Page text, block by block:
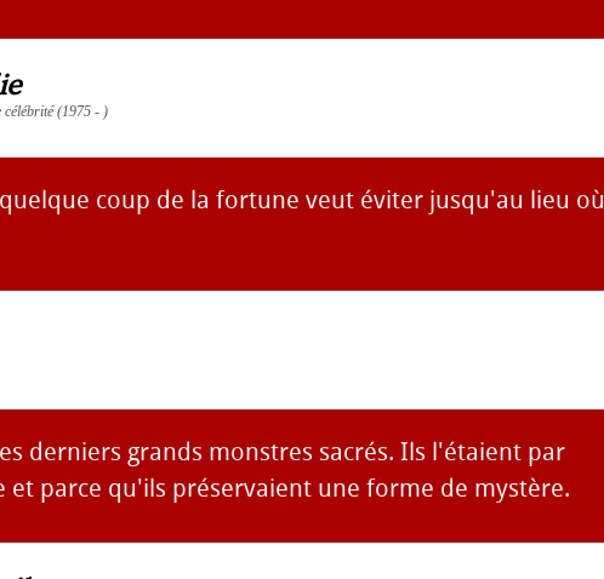
célébrité (1975 - )
coup de la fortune veut éviter jusqu'au lieu où
derniers grands monstres sacrés. Ils l'étaient par
et parce qu'ils préservaient une forme de mystère.